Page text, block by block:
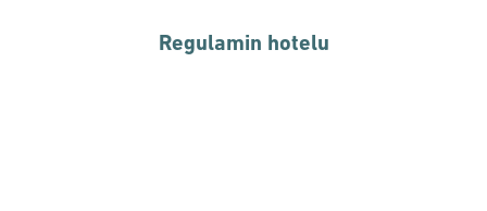
Regulamin hotelu